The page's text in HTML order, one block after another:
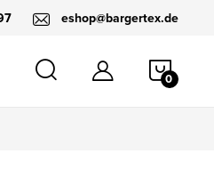
eshop@bargertex.de